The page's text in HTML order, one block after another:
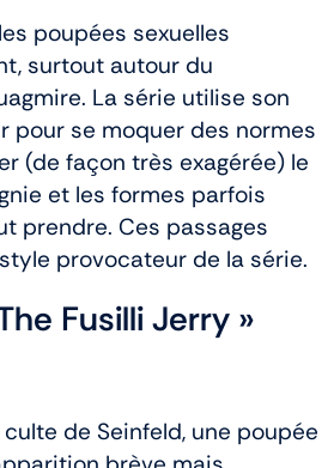
poupées sexuelles
surtout autour du
La série utilise son
pour se moquer des normes
(de façon très exagérée) le
et les formes parfois
prendre. Ces passages
provocateur de la série.
Fusilli Jerry »
de Seinfeld, une poupée